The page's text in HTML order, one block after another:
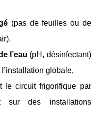
(pas de feuilles ou de
l’eau (pH, désinfectant)
globale,
le circuit frigorifique par
sur des installations